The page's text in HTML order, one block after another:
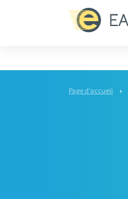
Page d’accueil